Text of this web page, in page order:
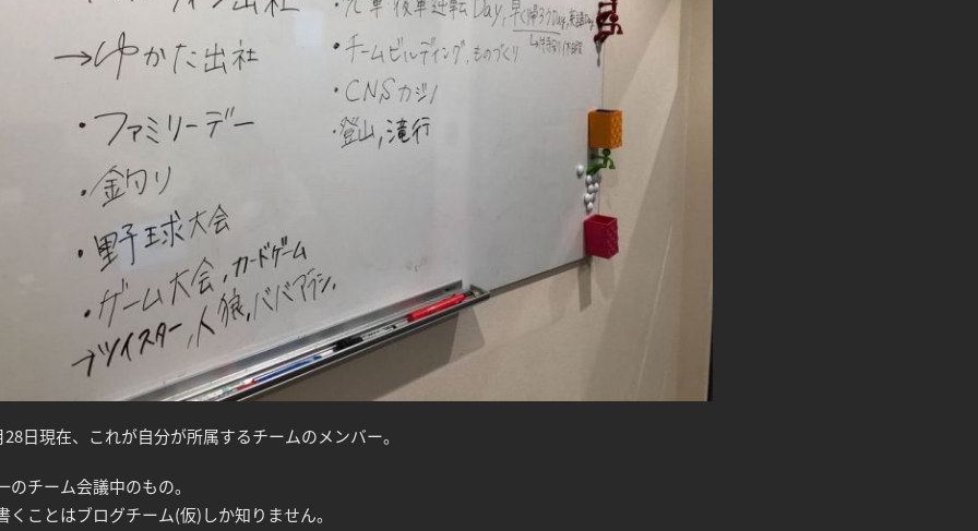
日現在、これが自分が所属するチームのメンバー。
のチーム会議中のもの。
くことはブログチーム(仮)しか知りません。